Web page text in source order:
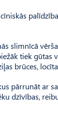
slimnīcā
tiek gūtas
brūces,
pārrunāt ar
dzīvības,